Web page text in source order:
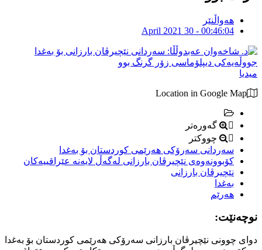
هەواڵنێر
April 2021 30 - 00:46:04
میدیا
Location in Google Map
گەورەتر
چووکتر
سەردانى سەرۆکى هەرێمى کوردستان بۆ بەغدا
کۆبوونەوەى نێچیرڤان بارزانى لەگەڵ لایەنە عێراقییەکان
نێچیرڤان بارزانى
بەغدا
هەرێم
نوچەنێت:
دواى چوونى نێچیرڤان بارزانى سەرۆکى هەرێمى کوردستان بۆ بەغدا